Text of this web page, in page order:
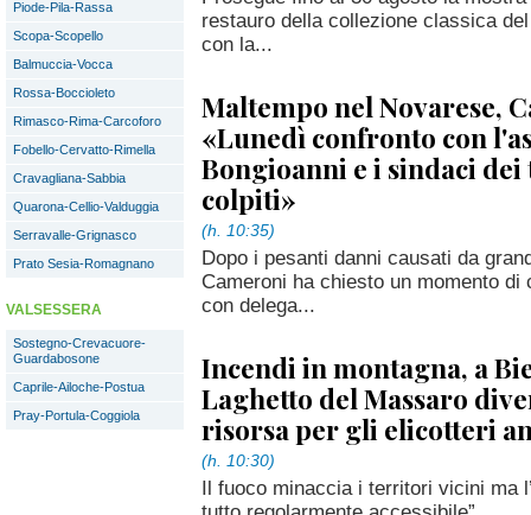
Piode-Pila-Rassa
Scopa-Scopello
Balmuccia-Vocca
Rossa-Boccioleto
Rimasco-Rima-Carcoforo
Fobello-Cervatto-Rimella
Cravagliana-Sabbia
Quarona-Cellio-Valduggia
Serravalle-Grignasco
Prato Sesia-Romagnano
VALSESSERA
Sostegno-Crevacuore-
Guardabosone
Caprile-Ailoche-Postua
Pray-Portula-Coggiola
restauro della collezione classica
con la...
Maltempo nel Novarese,
«Lunedì confronto con
Bongioanni e i sindaci
colpiti»
(h. 10:35)
Dopo i pesanti danni causati da
Cameroni ha chiesto un momento
con delega...
Incendi in montagna, a
Laghetto del Massaro
risorsa per gli elicotteri
(h. 10:30)
Il fuoco minaccia i territori vicini ma